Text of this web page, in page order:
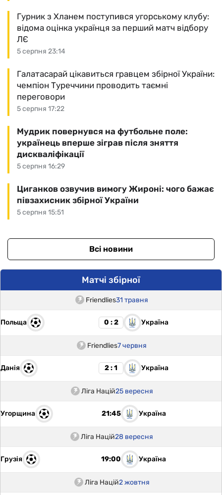
5 серпня 23:14
Гурник з Хланем поступився угорському клубу:
відома оцінка українця за перший матч відбору
ЛЄ
5 серпня 17:22
Галатасарай цікавиться гравцем збірної України:
чемпіон Туреччини проводить таємні
переговори
5 серпня 16:29
Мудрик повернувся на футбольне поле:
українець вперше зіграв після зняття
дискваліфікації
5 серпня 15:51
Циганков озвучив вимогу Жироні: чого бажає
півзахисник збірної України
Всі новини
Матчі збірної
Friendlies31 травня
Польща 0 : 2 Україна
Friendlies7 червня
Данія 2 : 1 Україна
Ліга Націй25 вересня
Угорщина 21:45 Україна
Ліга Націй28 вересня
Грузія 19:00 Україна
Ліга Націй2 жовтня